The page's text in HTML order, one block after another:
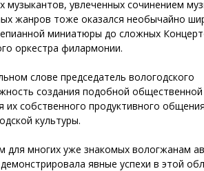
музыкантов, увлеченных сочинением
жанров тоже оказался необычайно
миниатюры до сложных
оркестра филармонии.
слове председатель вологодского
создания подобной общественной
их собственного продуктивного
культуры.
для многих уже знакомых вологжанам
явные успехи в этой